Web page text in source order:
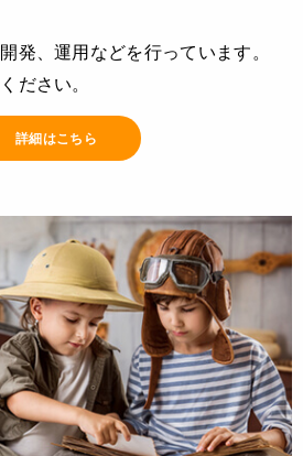
発、運用などを行っています。
ださい。
詳細はこちら